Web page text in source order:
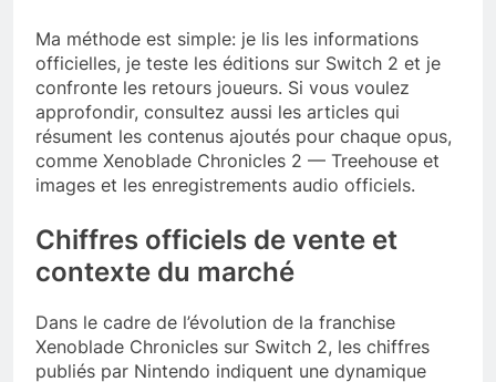
Ma méthode est simple: je lis les informations
officielles, je teste les éditions sur Switch 2 et je
confronte les retours joueurs. Si vous voulez
approfondir, consultez aussi les articles qui
résument les contenus ajoutés pour chaque opus,
comme Xenoblade Chronicles 2 — Treehouse et
images et les enregistrements audio officiels.
Chiffres officiels de vente et
contexte du marché
Dans le cadre de l’évolution de la franchise
Xenoblade Chronicles sur Switch 2, les chiffres
publiés par Nintendo indiquent une dynamique